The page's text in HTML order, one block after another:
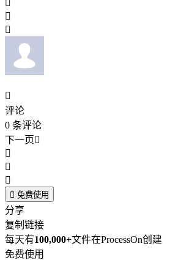




评论
0 条评论
下一页



 免费使用
分享
复制链接
每天有100,000+文件在ProcessOn创建
免费使用